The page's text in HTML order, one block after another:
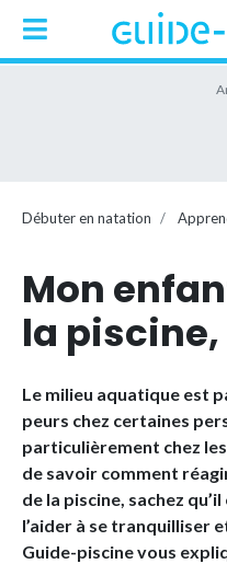
Débuter en natation
Mon
la
Le milieu aquatique est
peurs chez certaines
particulièrement chez les
de savoir comment
de la piscine, sachez
l’aider à se tranquilliser
Guide-piscine vous